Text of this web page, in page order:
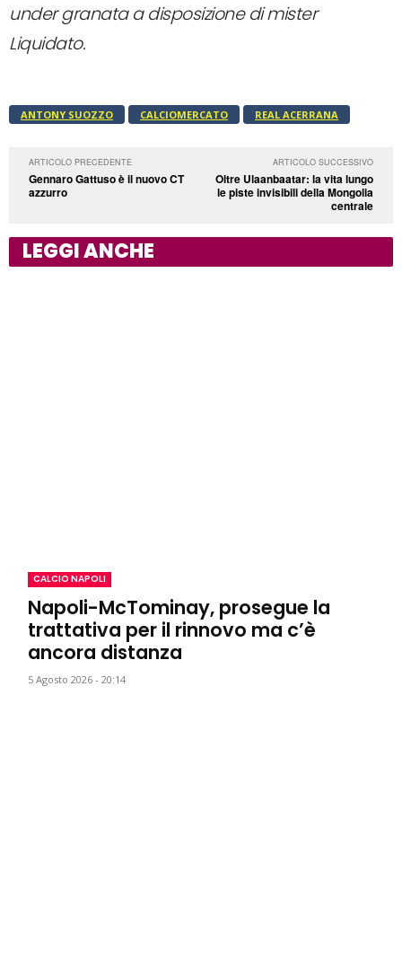
under granata a disposizione di mister
Liquidato.
ANTONY SUOZZO CALCIOMERCATO REAL ACERRANA
ARTICOLO PRECEDENTE
Gennaro Gattuso è il nuovo CT
azzurro
ARTICOLO SUCCESSIVO
Oltre Ulaanbaatar: la vita lungo
le piste invisibili della Mongolia
centrale
LEGGI ANCHE
CALCIO NAPOLI
Napoli-McTominay, prosegue la
trattativa per il rinnovo ma c’è
ancora distanza
5 Agosto 2026 - 20:14